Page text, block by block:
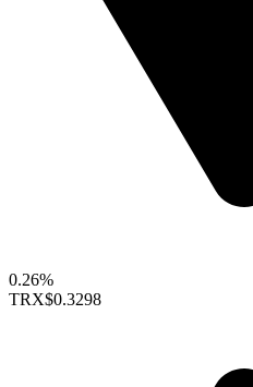
0.26%
TRX$0.3298